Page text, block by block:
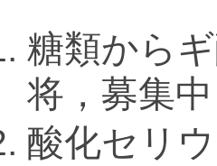
糖類から
将，募集中
酸化セリ